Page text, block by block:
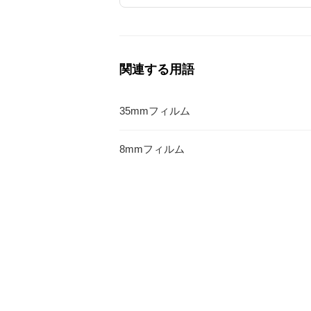
関連する用語
35mmフィルム
8mmフィルム